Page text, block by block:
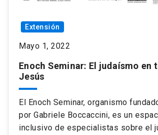
Extensión
Mayo 1, 2022
Enoch Seminar: El judaísmo en
Jesús
El Enoch Seminar, organismo
por Gabriele Boccaccini, es un
inclusivo de especialistas sobre el